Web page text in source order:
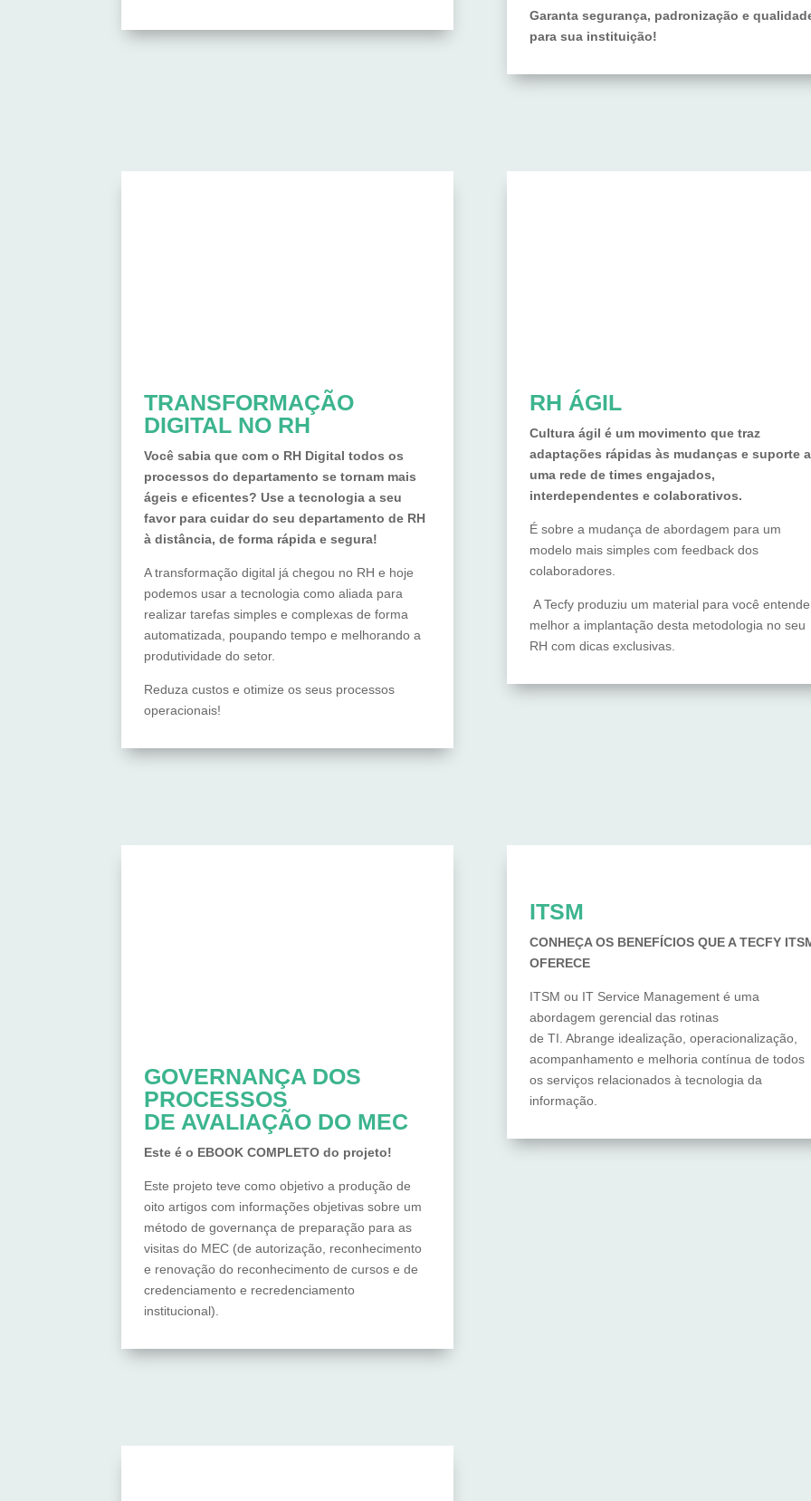
Garanta segurança, padronização e
para sua instituição!
TRANSFORMAÇÃO
DIGITAL NO RH
Você sabia que com o RH Digital todos os
processos do departamento se tornam mais
ágeis e eficentes? Use a tecnologia a seu
favor para cuidar do seu departamento de RH
à distância, de forma rápida e segura!
A transformação digital já chegou no RH e hoje
podemos usar a tecnologia como aliada para
realizar tarefas simples e complexas de forma
automatizada, poupando tempo e melhorando a
produtividade do setor.
Reduza custos e otimize os seus processos
operacionais!
RH ÁGIL
Cultura ágil é um movimento que traz
adaptações rápidas às mudanças e suporte a
uma rede de times engajados,
interdependentes e colaborativos.
É sobre a mudança de abordagem para um
modelo mais simples com feedback dos
colaboradores.
A Tecfy produziu um material para você
melhor a implantação desta metodologia no seu
RH com dicas exclusivas.
GOVERNANÇA DOS
PROCESSOS
DE AVALIAÇÃO DO MEC
Este é o EBOOK COMPLETO do projeto!
Este projeto teve como objetivo a produção de
oito artigos com informações objetivas sobre um
método de governança de preparação para as
visitas do MEC (de autorização, reconhecimento
e renovação do reconhecimento de cursos e de
credenciamento e recredenciamento
institucional).
ITSM
CONHEÇA OS BENEFÍCIOS QUE A TECFY
OFERECE
ITSM ou IT Service Management é uma
abordagem gerencial das rotinas
de TI. Abrange idealização, operacionalização,
acompanhamento e melhoria contínua de todos
os serviços relacionados à tecnologia da
informação.